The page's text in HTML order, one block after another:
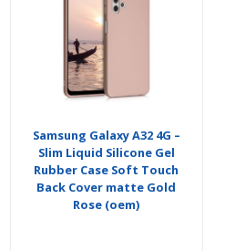
Samsung Galaxy A32 4G –
Slim Liquid Silicone Gel
Rubber Case Soft Touch
Back Cover matte Gold
Rose (oem)